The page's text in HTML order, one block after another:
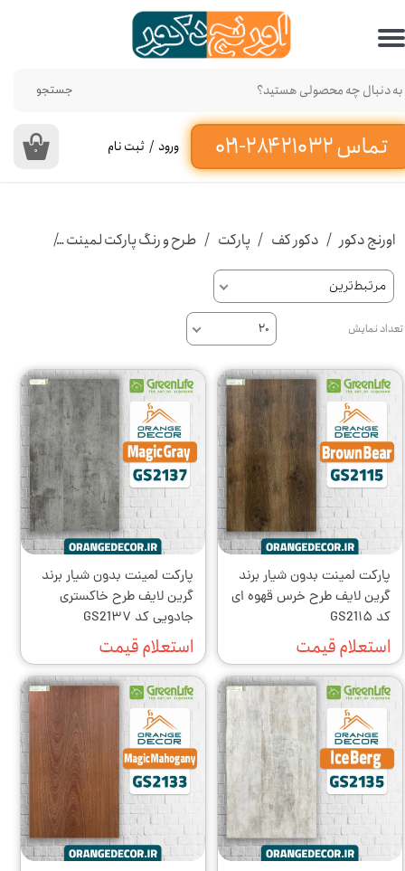
تماس ۳۲ ۲۱۰ ۲۸۴-۰۲۱‌
جستجو
۰ ورود / ثبت نام
حساب کاربری من
تغییر گذر واژه
سفارشات
خروج از حساب کاربری
اورنج دکور دکور کف پارکت طرح و رنگ پارکت لمینت
مرتبط‌ترین
تعداد نمایش ۲۰
پارکت لمینت بدون شیار برند
گرین لایف طرح خرس قهوه ای
کد GS21۱۵
استعلام قیمت
پارکت لمینت بدون شیار برند
گرین لایف طرح خاکستری
جادویی کد GS21۳۷
استعلام قیمت